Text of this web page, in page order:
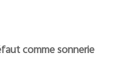
comme sonnerie